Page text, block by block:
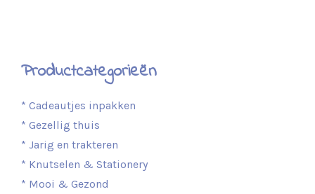
Productcategorieën
* Cadeautjes inpakken
* Gezellig thuis
* Jarig en trakteren
* Knutselen & Stationery
* Mooi & Gezond